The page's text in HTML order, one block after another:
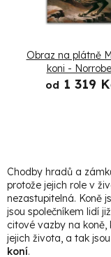
ů
u
k
t
Obraz na plátně
koni -
od 1 319
Chodby hradů a
protože jejich role v
nezastupitelná. Koně
jsou společníkem lidí
citové vazby na koně,
jejich života, a tak
koní.